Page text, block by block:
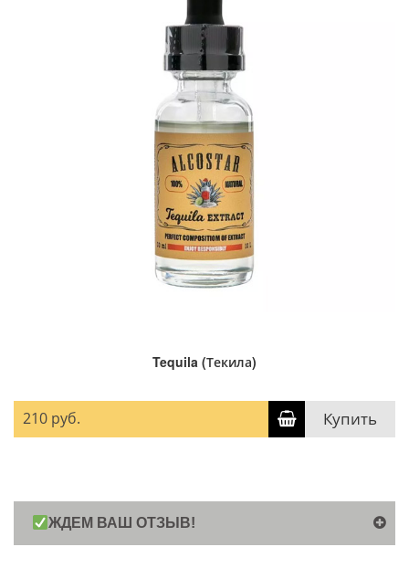
Tequila (Текила)
210 руб. Купить
ЖДЕМ ВАШ ОТЗЫВ!